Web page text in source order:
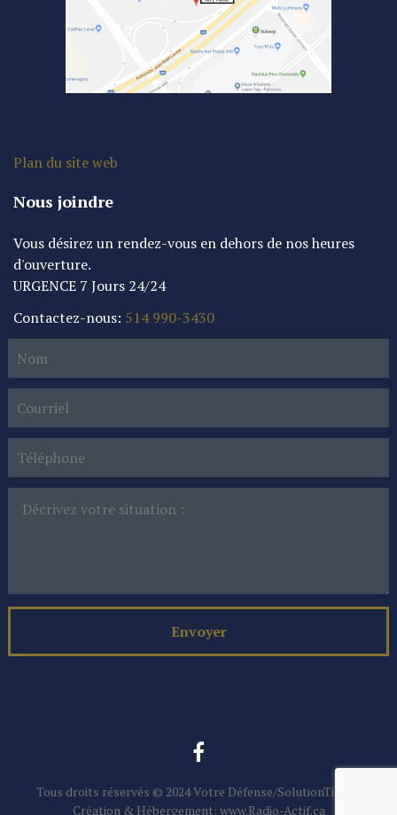
Plan du site web
Nous joindre
Vous désirez un rendez-vous en dehors de nos heures
d'ouverture.
URGENCE 7 Jours 24/24
Contactez-nous: 514 990-3430